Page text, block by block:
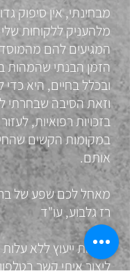
מבחינתי, אין סיפוק
מלהעניק ללקוחות
המגיעים להם
הזמן הבנתי שהמהות
ובכלל בחיים, היא כדי
וזאת הסיבה שבחרתי
בזכויות רפואיות,
במקומות הקשים
אותם.
מאחל לכם שפע של
רז גלבוע, עו"ד
לשיחת ייעוץ ללא
ליצור איתי קשר